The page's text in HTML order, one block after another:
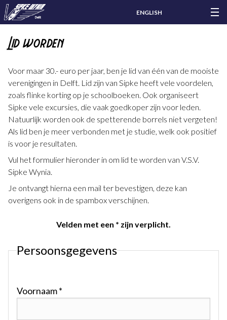
ENGLISH
Lid worden
Voor maar 30.- euro per jaar, ben je lid van één van de mooiste
verenigingen in Delft. Lid zijn van Sipke heeft vele voordelen,
zoals flinke korting op je schoolboeken. Ook organiseert
Sipke vele excursies, die vaak goedkoper zijn voor leden.
Natuurlijk worden ook de spetterende borrels niet vergeten!
Als lid ben je meer verbonden met je studie, welk ook positief
is voor je resultaten.
Vul het formulier hieronder in om lid te worden van V.S.V.
Sipke Wynia.
Je ontvangt hierna een mail ter bevestigen, deze kan
overigens ook in de spambox verschijnen.
Velden met een * zijn verplicht.
Persoonsgegevens
Voornaam *